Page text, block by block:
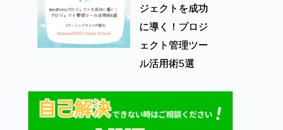
ジェクトを成功
に導く！プロジ
ェクト管理ツー
ル活用術5選